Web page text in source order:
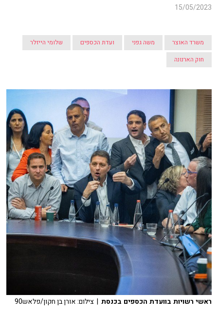
15/05/2023
משרד האוצר משה גפני ועדת הכספים
שלומי הייזלר
חוק הארנונה
ראשי רשויות בוועדת הכספים בכנסת | צילום: אורן בן חקון/פלאש90